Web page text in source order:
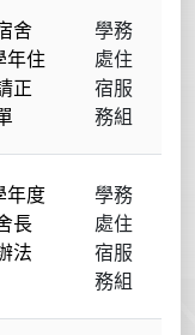
舍
年住
正
學務
處住
宿服
務組
年度
長
法
學務
處住
宿服
務組